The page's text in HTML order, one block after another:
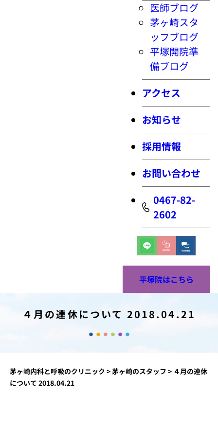
医師ブログ
茅ヶ崎スタ
ッフブログ
平塚開院準
備ブログ
アクセス
お知らせ
採用情報
お問い合わせ
0467-82-
2602
平塚院はこちら
４月の連休について 2018.04.21
茅ヶ崎内科と呼吸のクリニック >茅ヶ崎のスタッフ > ４月の連休
について 2018.04.21